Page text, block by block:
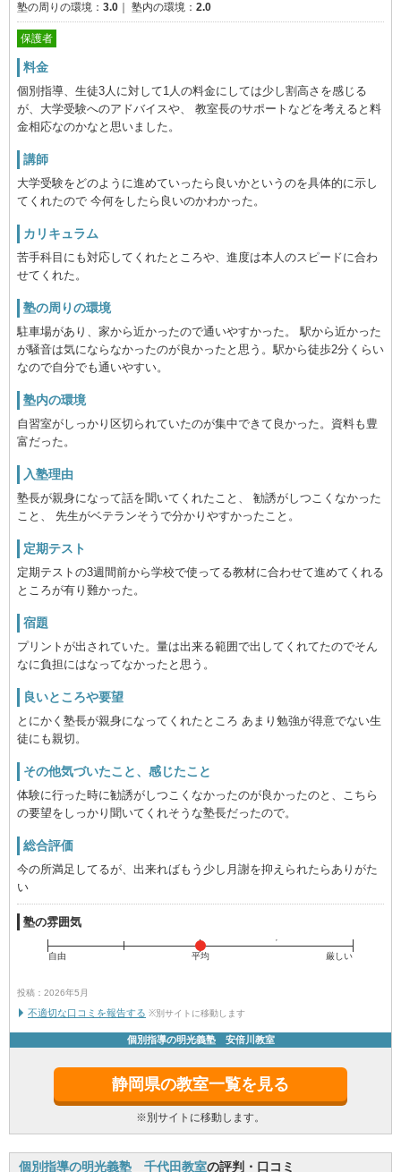
塾の周りの環境： 3.0 塾内の環境： 2.0
保護者
料金
個別指導、生徒3人に対して1人の料金にしては少し割高さを感じる
が、大学受験へのアドバイスや、 教室長のサポートなどを考えると料
金相応なのかなと思いました。
講師
大学受験をどのように進めていったら良いかというのを具体的に示し
てくれたので 今何をしたら良いのかわかった。
カリキュラム
苦手科目にも対応してくれたところや、進度は本人のスピードに合わ
せてくれた。
塾の周りの環境
駐車場があり、家から近かったので通いやすかった。 駅から近かった
が騒音は気にならなかったのが良かったと思う。駅から徒歩2分くらい
なので自分でも通いやすい。
塾内の環境
自習室がしっかり区切られていたのが集中できて良かった。資料も豊
富だった。
入塾理由
塾長が親身になって話を聞いてくれたこと、 勧誘がしつこくなかった
こと、 先生がベテランそうで分かりやすかったこと。
定期テスト
定期テストの3週間前から学校で使ってる教材に合わせて進めてくれる
ところが有り難かった。
宿題
プリントが出されていた。量は出来る範囲で出してくれてたのでそん
なに負担にはなってなかったと思う。
良いところや要望
とにかく塾長が親身になってくれたところ あまり勉強が得意でない生
徒にも親切。
その他気づいたこと、感じたこと
体験に行った時に勧誘がしつこくなかったのが良かったのと、こちら
の要望をしっかり聞いてくれそうな塾長だったので。
総合評価
今の所満足してるが、出来ればもう少し月謝を抑えられたらありがた
い
塾の雰囲気
自由 平均 厳しい
投稿：2026年5月
不適切な口コミを報告する ※別サイトに移動します
個別指導の明光義塾 安倍川教室
静岡県の教室一覧を見る
※別サイトに移動します。
個別指導の明光義塾 千代田教室の評判・口コミ